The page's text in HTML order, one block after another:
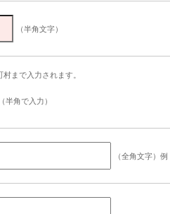
（半角文字）
まで入力されます。
（半角で入力）
（全角文字）